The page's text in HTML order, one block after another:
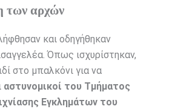
των αρχών
και οδηγήθηκαν
Όπως ισχυρίστηκαν,
στο μπαλκόνι για να
αστυνομικοί του Τμήματος
Εγκλημάτων του